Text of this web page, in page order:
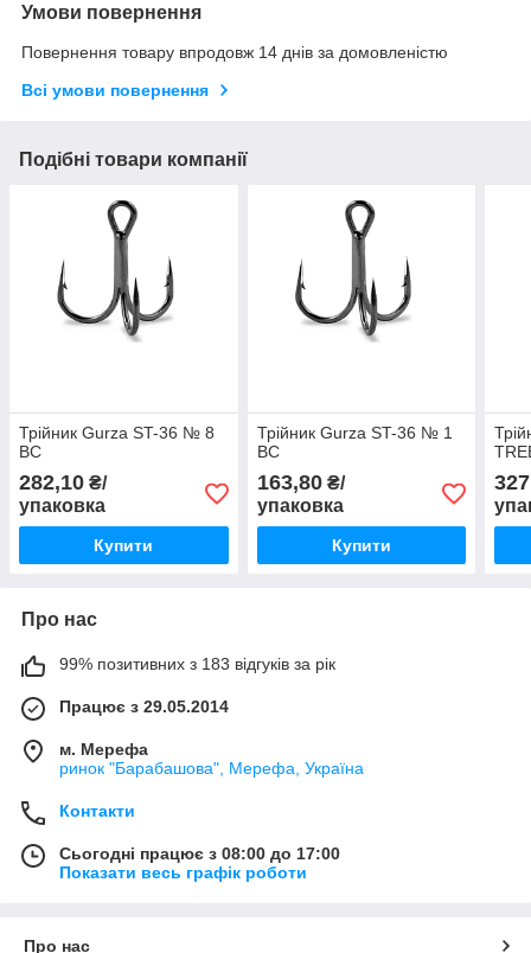
Умови повернення
Повернення товару впродовж 14 днів за домовленістю
Всі умови повернення
Подібні товари компанії
Трійник Gurza ST-36 № 8
BC
282,10 ₴/
упаковка
Купити
Трійник Gurza ST-36 № 1
BC
163,80₴/
упаковка
Купити
Про нас
99% позитивних з 183 відгуків за рік
Працює з 29.05.2014
м. Мерефа
ринок "Барабашова", Мерефа, Україна
Контакти
Сьогодні працює з 08:00 до 17:00
Показати весь графік роботи
Про нас